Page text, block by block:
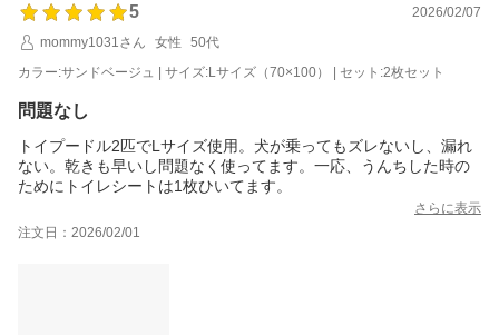
5
2026/02/07
mommy1031さん
女性
50代
カラー:サンドベージュ | サイズ:Lサイズ（70×100） | セット:2枚セット
問題なし
トイプードル2匹でLサイズ使用。犬が乗ってもズレないし、漏れ
ない。乾きも早いし問題なく使ってます。一応、うんちした時の
ためにトイレシートは1枚ひいてます。
さらに表示
注文日：2026/02/01